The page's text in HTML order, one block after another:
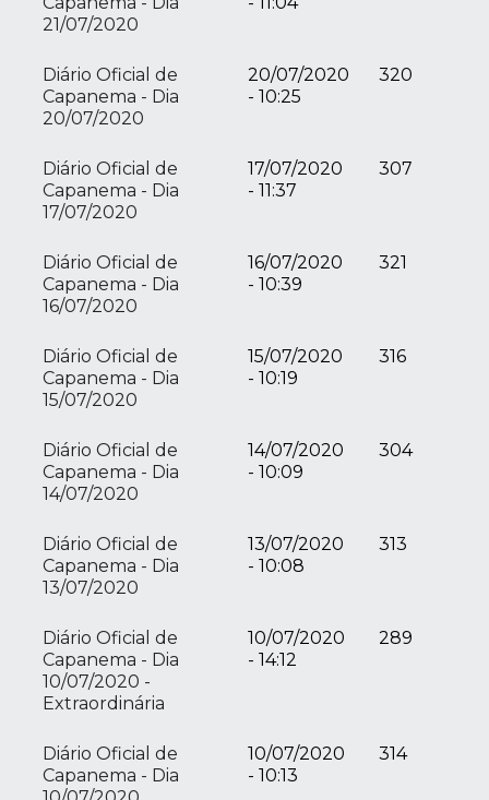
21/07/2020
Diário Oficial de
Capanema - Dia
20/07/2020
20/07/2020
- 10:25
320
Diário Oficial de
Capanema - Dia
17/07/2020
17/07/2020
- 11:37
307
Diário Oficial de
Capanema - Dia
16/07/2020
16/07/2020
- 10:39
321
Diário Oficial de
Capanema - Dia
15/07/2020
15/07/2020
- 10:19
316
Diário Oficial de
Capanema - Dia
14/07/2020
14/07/2020
- 10:09
304
Diário Oficial de
Capanema - Dia
13/07/2020
13/07/2020
- 10:08
313
Diário Oficial de
Capanema - Dia
10/07/2020 -
Extraordinária
10/07/2020
- 14:12
289
Diário Oficial de
Capanema - Dia
10/07/2020
- 10:13
314